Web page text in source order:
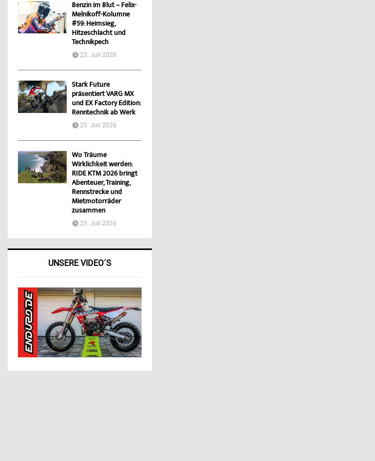
Benzin im Blut – Felix-
Melnikoff-Kolumne
#59: Heimsieg,
Hitzeschlacht und
Technikpech
23. Juli 2026
Stark Future
präsentiert VARG MX
und EX Factory Edition:
Renntechnik ab Werk
23. Juli 2026
Wo Träume
Wirklichkeit werden:
RIDE KTM 2026 bringt
Abenteuer, Training,
Rennstrecke und
Mietmotorräder
zusammen
23. Juli 2026
UNSERE VIDEO´S